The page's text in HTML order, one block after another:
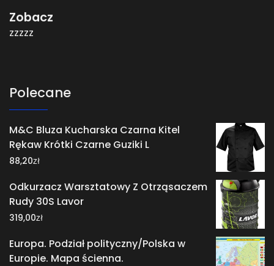
Zobacz
zzzzz
Polecane
M&C Bluza Kucharska Czarna Kitel
Rękaw Krótki Czarne Guziki L
88,20zł
Odkurzacz Warsztatowy Z Otrząsaczem
Rudy 30S Lavor
319,00zł
Europa. Podział polityczny/Polska w
Europie. Mapa ścienna.